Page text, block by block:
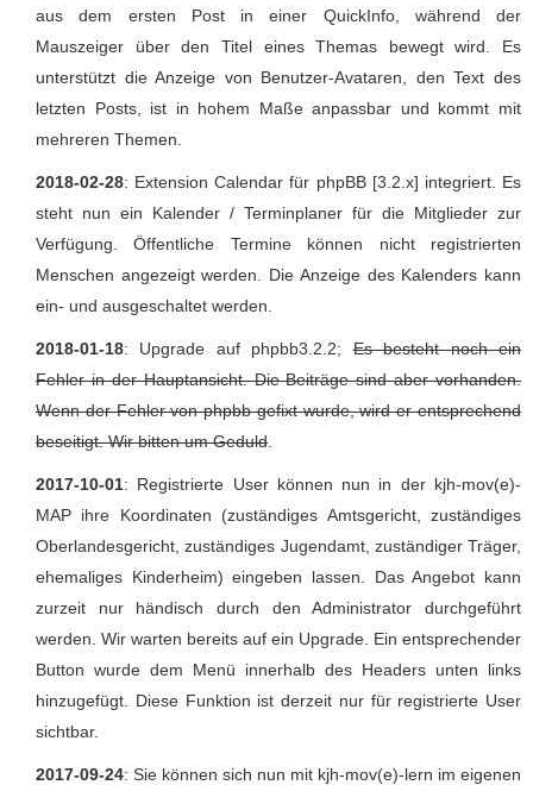
aus dem ersten Post in einer QuickInfo, während der
Mauszeiger über den Titel eines Themas bewegt wird. Es
unterstützt die Anzeige von Benutzer-Avataren, den Text des
letzten Posts, ist in hohem Maße anpassbar und kommt mit
mehreren Themen.
2018-02-28: Extension Calendar für phpBB [3.2.x] integriert. Es
steht nun ein Kalender / Terminplaner für die Mitglieder zur
Verfügung. Öffentliche Termine können nicht registrierten
Menschen angezeigt werden. Die Anzeige des Kalenders kann
ein- und ausgeschaltet werden.
2018-01-18: Upgrade auf phpbb3.2.2;Es besteht noch ein
Fehler in der Hauptansicht. Die Beiträge sind aber vorhanden.
Wenn der Fehler von phpbb gefixt wurde, wird er entsprechend
beseitigt. Wir bitten um Geduld
2017-10-01: Registrierte User können nun in der kjh-mov(e)-
MAP ihre Koordinaten (zuständiges Amtsgericht, zuständiges
Oberlandesgericht, zuständiges Jugendamt, zuständiger Träger,
ehemaliges Kinderheim) eingeben lassen. Das Angebot kann
zurzeit nur händisch durch den Administrator durchgeführt
werden. Wir warten bereits auf ein Upgrade. Ein entsprechender
Button wurde dem Menü innerhalb des Headers unten links
hinzugefügt. Diese Funktion ist derzeit nur für registrierte User
sichtbar.
2017-09-24: Sie können sich nun mit kjh-mov(e)-lern im eigenen